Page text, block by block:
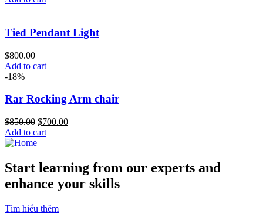
Tied Pendant Light
$800.00
Add to cart
-18%
Rar Rocking Arm chair
$850.00 Original
price
$700.00Current
Add to cart
Start learning from our experts and
enhance your skills
Tìm hiểu thêm